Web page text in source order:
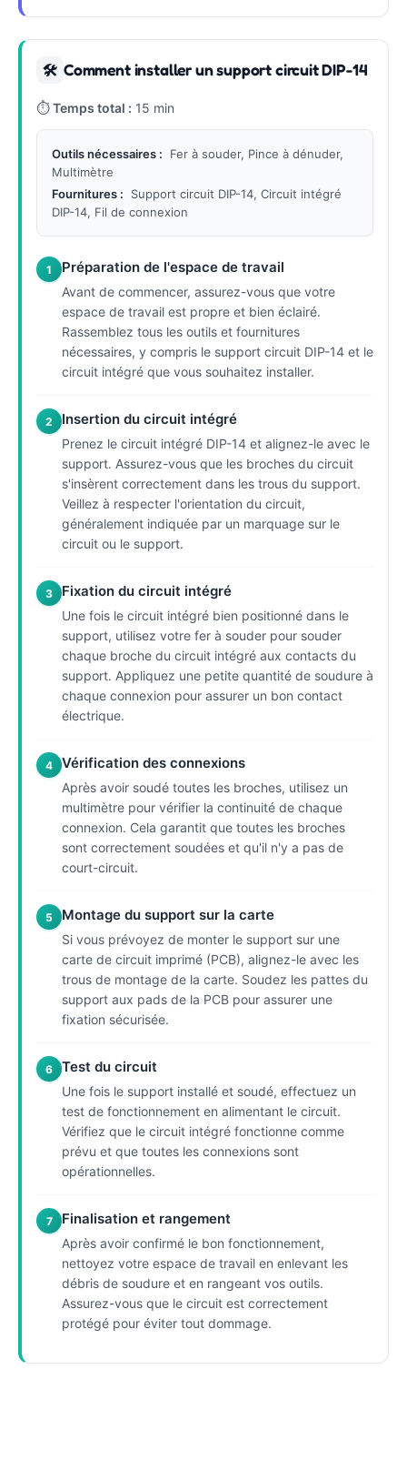
🛠 Comment installer un support circuit DIP-14
⏱Temps total : 15 min
Outils nécessaires :
Fer à souder, Pince à dénuder,
Multimètre
Fournitures :
Support circuit DIP-14, Circuit intégré
DIP-14, Fil de connexion
1 Préparation de l'espace de travail
Avant de commencer, assurez-vous que votre
espace de travail est propre et bien éclairé.
Rassemblez tous les outils et fournitures
nécessaires, y compris le support circuit DIP-14 et le
circuit intégré que vous souhaitez installer.
2 Insertion du circuit intégré
Prenez le circuit intégré DIP-14 et alignez-le avec le
support. Assurez-vous que les broches du circuit
s'insèrent correctement dans les trous du support.
Veillez à respecter l'orientation du circuit,
généralement indiquée par un marquage sur le
circuit ou le support.
3 Fixation du circuit intégré
Une fois le circuit intégré bien positionné dans le
support, utilisez votre fer à souder pour souder
chaque broche du circuit intégré aux contacts du
support. Appliquez une petite quantité de soudure à
chaque connexion pour assurer un bon contact
électrique.
4 Vérification des connexions
Après avoir soudé toutes les broches, utilisez un
multimètre pour vérifier la continuité de chaque
connexion. Cela garantit que toutes les broches
sont correctement soudées et qu'il n'y a pas de
court-circuit.
5 Montage du support sur la carte
Si vous prévoyez de monter le support sur une
carte de circuit imprimé (PCB), alignez-le avec les
trous de montage de la carte. Soudez les pattes du
support aux pads de la PCB pour assurer une
fixation sécurisée.
6 Test du circuit
Une fois le support installé et soudé, effectuez un
test de fonctionnement en alimentant le circuit.
Vérifiez que le circuit intégré fonctionne comme
prévu et que toutes les connexions sont
opérationnelles.
7 Finalisation et rangement
Après avoir confirmé le bon fonctionnement,
nettoyez votre espace de travail en enlevant les
débris de soudure et en rangeant vos outils.
Assurez-vous que le circuit est correctement
protégé pour éviter tout dommage.